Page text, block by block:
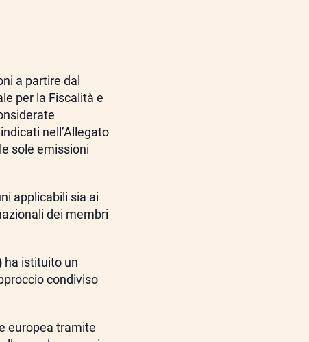
a partire dal
per la Fiscalità e
nell’Allegato
sole emissioni
applicabili sia ai
dei membri
ha istituito un
condiviso
europea tramite